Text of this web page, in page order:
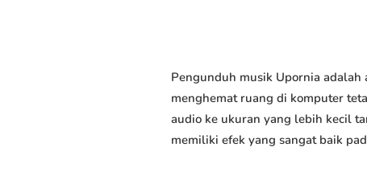
Pengunduh musik Upornia
menghemat ruang di komputer
audio ke ukuran yang lebih kecil
memiliki efek yang sangat baik